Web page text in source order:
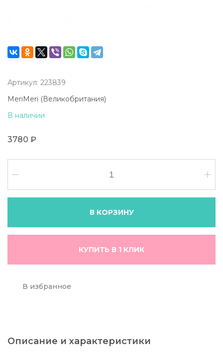
Артикул: 223839
MeriMeri (Великобритания)
В наличии
3780 ₽
В КОРЗИНУ
КУПИТЬ В 1 КЛИК
В избранное
Описание и характеристики